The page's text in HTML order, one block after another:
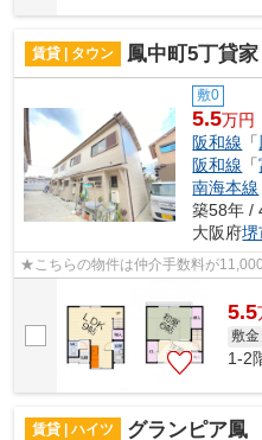
賃貸 | タウン 鳳中町5丁貸家
敷0
5.5万円
阪和線 「
阪和線 「
南海本線
築58年 /
大阪府堺
★こちらの物件は仲介手数料が
5.5
敷金
1-2
賃貸 | ハイツ グランピア鳳